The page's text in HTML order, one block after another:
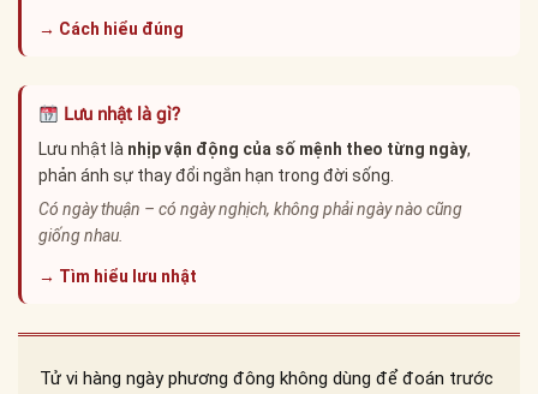
→ Cách hiểu đúng
Lưu nhật là gì?
Lưu nhật là nhịp vận động của số mệnh theo từng ngày,
phản ánh sự thay đổi ngắn hạn trong đời sống.
Có ngày thuận – có ngày nghịch, không phải ngày nào cũng
giống nhau.
→ Tìm hiểu lưu nhật
Tử vi hàng ngày phương đông không dùng để đoán trước